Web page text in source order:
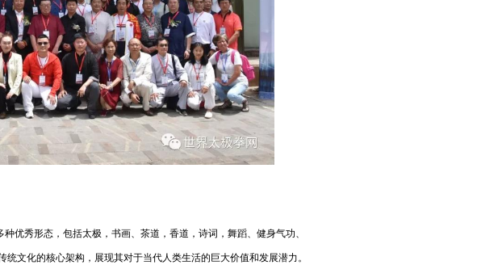
秀形态，包括太极，书画、茶道，香道，诗词，舞蹈、健身气功、
文化的核心架构，展现其对于当代人类生活的巨大价值和发展潜力。